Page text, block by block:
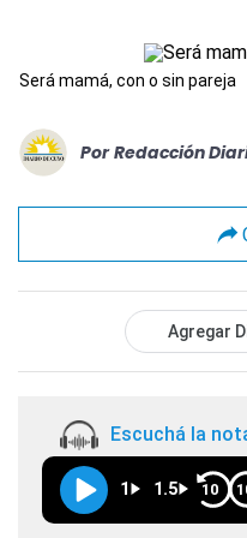
Será mamá, con o sin pareja
Por Redacción
Agregar
Escuchá la
1 1.5 10